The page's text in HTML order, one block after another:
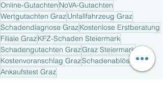
Online-Gutachten NoVA-Gutachten
Wertgutachten GrazUnfallfahrzeug Graz
Schadendiagnose GrazKostenlose Erstberatung
Filiale GrazKFZ-Schaden Steiermark
Schadengutachten GrazGraz Steiermark
Kostenvoranschlag GrazSchadenablöse Graz
Ankaufstest Graz